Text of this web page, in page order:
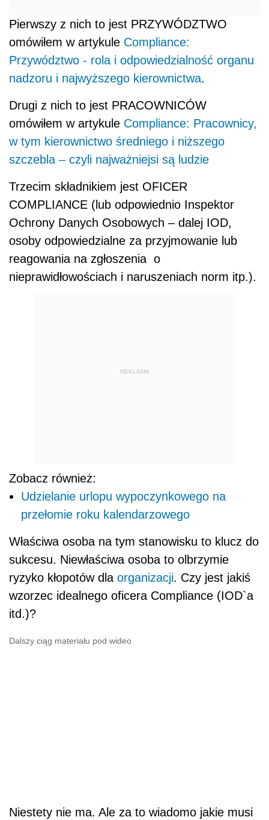
Pierwszy z nich to jest PRZYWÓDZTWO
omówiłem w artykule Compliance:
Przywództwo - rola i odpowiedzialność organu
nadzoru i najwyższego kierownictwa.
Drugi z nich to jest PRACOWNICÓW
omówiłem w artykule Compliance: Pracownicy,
w tym kierownictwo średniego i niższego
szczebla – czyli najważniejsi są ludzie
Trzecim składnikiem jest OFICER
COMPLIANCE (lub odpowiednio Inspektor
Ochrony Danych Osobowych – dalej IOD,
osoby odpowiedzialne za przyjmowanie lub
reagowania na zgłoszenia o
nieprawidłowościach i naruszeniach norm itp.).
REKLAMA
Zobacz również:
Udzielanie urlopu wypoczynkowego na
przełomie roku kalendarzowego
Właściwa osoba na tym stanowisku to klucz do
sukcesu. Niewłaściwa osoba to olbrzymie
ryzyko kłopotów dla organizacji. Czy jest jakiś
wzorzec idealnego oficera Compliance (IOD`a
itd.)?
Dalszy ciąg materiału pod wideo
Niestety nie ma. Ale za to wiadomo jakie musi